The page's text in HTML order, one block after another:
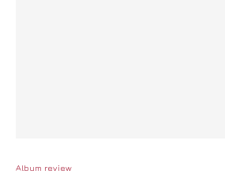
Album review